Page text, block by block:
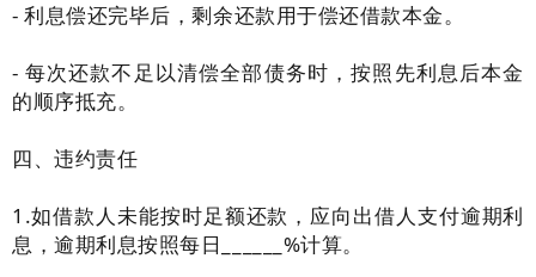
- 利息偿还完毕后，剩余还款用于偿还借款本金。
- 每次还款不足以清偿全部债务时，按照先利息后本金
的顺序抵充。
四、违约责任
1.如借款人未能按时足额还款，应向出借人支付逾期利
息，逾期利息按照每日______%计算。